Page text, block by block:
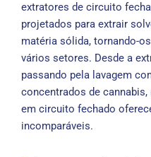
extratores de circuito
projetados para extrair
matéria sólida, tornando-
vários setores. Desde a
passando pela lavagem
concentrados de
em circuito fechado
incomparáveis.